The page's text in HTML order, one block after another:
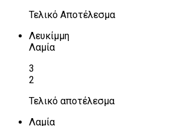
Τελικό Αποτέλεσμα
Λευκίμμη
Λαμία
3
2
Τελικό αποτέλεσμα
Λαμία